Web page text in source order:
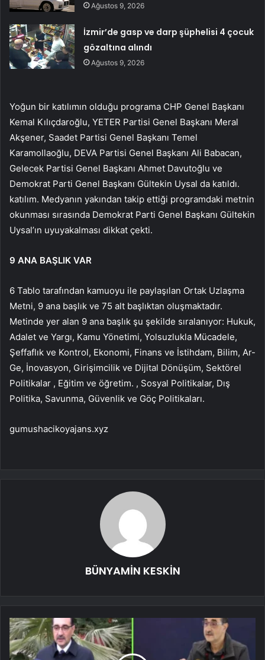
Ağustos 9, 2026
İzmir’de gasp ve darp şüphelisi 4 çocuk
gözaltına alındı
Ağustos 9, 2026
Yoğun bir katılımın olduğu programa CHP Genel Başkanı
Kemal Kılıçdaroğlu, YETER Partisi Genel Başkanı Meral
Akşener, Saadet Partisi Genel Başkanı Temel
Karamollaoğlu, DEVA Partisi Genel Başkanı Ali Babacan,
Gelecek Partisi Genel Başkanı Ahmet Davutoğlu ve
Demokrat Parti Genel Başkanı Gültekin Uysal da katıldı.
katılım. Medyanın yakından takip ettiği programdaki metnin
okunması sırasında Demokrat Parti Genel Başkanı Gültekin
Uysal’ın uyuyakalması dikkat çekti.
9 ANA BAŞLIK VAR
6 Tablo tarafından kamuoyu ile paylaşılan Ortak Uzlaşma
Metni, 9 ana başlık ve 75 alt başlıktan oluşmaktadır.
Metinde yer alan 9 ana başlık şu şekilde sıralanıyor: Hukuk,
Adalet ve Yargı, Kamu Yönetimi, Yolsuzlukla Mücadele,
Şeffaflık ve Kontrol, Ekonomi, Finans ve İstihdam, Bilim, Ar-
Ge, İnovasyon, Girişimcilik ve Dijital Dönüşüm, Sektörel
Politikalar , Eğitim ve öğretim. , Sosyal Politikalar, Dış
Politika, Savunma, Güvenlik ve Göç Politikaları.
gumushacikoyajans.xyz
BÜNYAMİN KESKİN